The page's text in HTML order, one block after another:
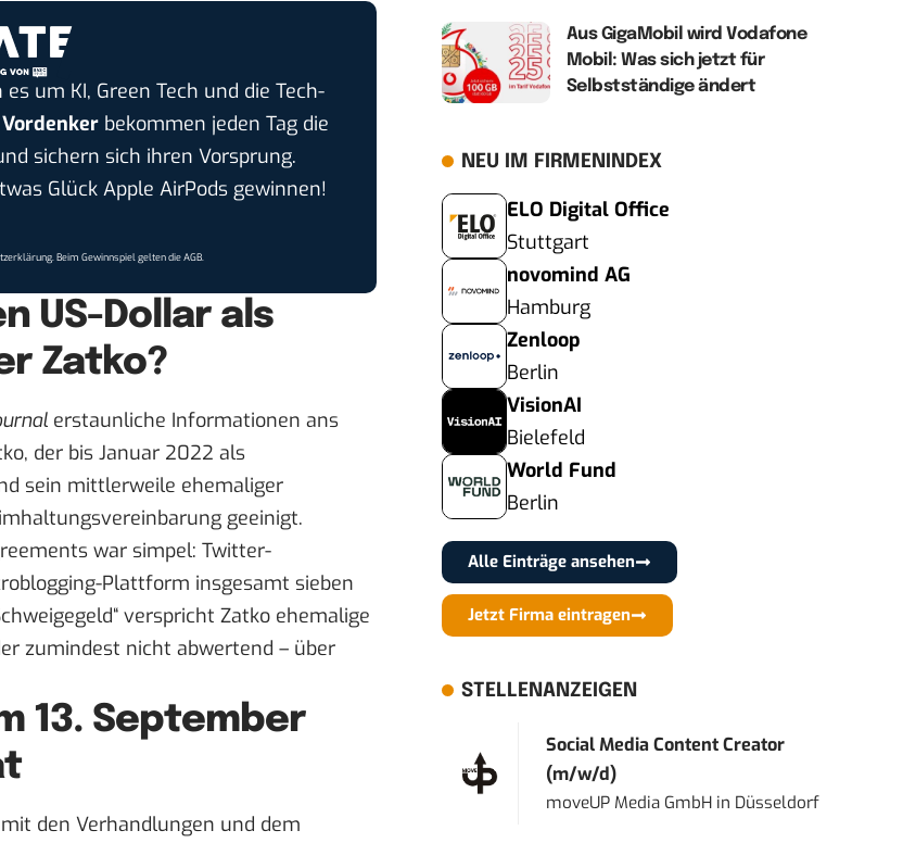
um KI, Green Tech und die Tech-
bekommen jeden Tag die
sichern sich ihren Vorsprung.
Glück Apple AirPods gewinnen!
. Beim Gewinnspiel gelten dieAGB.
US-Dollar als
Zatko?
erstaunliche Informationen ans
der bis Januar 2022 als
sein mittlerweile ehemaliger
geeinigt.
war simpel: Twitter-
Plattform insgesamt sieben
verspricht Zatko ehemalige
zumindest nicht abwertend – über
13. September
den Verhandlungen und dem
Aus GigaMobil wird Vodafone
Mobil: Was sich jetzt für
Selbstständige ändert
NEU IM FIRMENINDEX
ELO Digital Office
Stuttgart
novomind AG
Hamburg
Zenloop
Berlin
VisionAI
Bielefeld
World Fund
Berlin
Alle Einträge ansehen
Jetzt Firma eintragen
STELLENANZEIGEN
Social Media Content Creator
(m/w/d)
moveUP Media GmbH in Düsseldorf